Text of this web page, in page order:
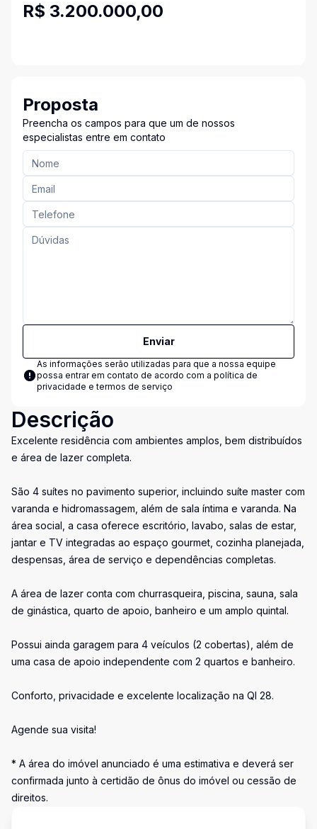
R$ 3.200.000,00
Proposta
Preencha os campos para que um de nossos
especialistas entre em contato
Enviar
As informações serão utilizadas para que a nossa equipe
possa entrar em contato de acordo com a política de
privacidade e termos de serviço
Descrição
Excelente residência com ambientes amplos, bem distribuídos
e área de lazer completa.
São 4 suítes no pavimento superior, incluindo suíte master com
varanda e hidromassagem, além de sala íntima e varanda. Na
área social, a casa oferece escritório, lavabo, salas de estar,
jantar e TV integradas ao espaço gourmet, cozinha planejada,
despensas, área de serviço e dependências completas.
A área de lazer conta com churrasqueira, piscina, sauna, sala
de ginástica, quarto de apoio, banheiro e um amplo quintal.
Possui ainda garagem para 4 veículos (2 cobertas), além de
uma casa de apoio independente com 2 quartos e banheiro.
Conforto, privacidade e excelente localização na QI 28.
Agende sua visita!
* A área do imóvel anunciado é uma estimativa e deverá ser
confirmada junto à certidão de ônus do imóvel ou cessão de
direitos.